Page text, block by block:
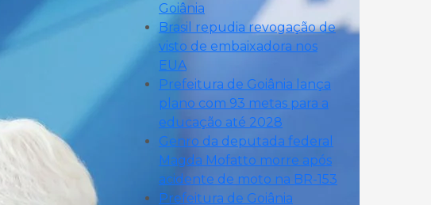
Goiânia
Brasil repudia revogação de
visto de embaixadora nos
EUA
Prefeitura de Goiânia lança
plano com 93 metas para a
educação até 2028
Genro da deputada federal
Magda Mofatto morre após
acidente de moto na BR-153
Prefeitura de Goiânia